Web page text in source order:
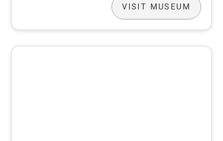
VISIT MUSEUM